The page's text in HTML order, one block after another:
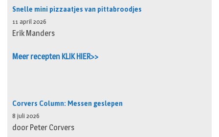
Snelle mini pizzaatjes van pittabroodjes
11 april 2026
Erik Manders
Meer recepten KLIK HIER>>
Corvers Column: Messen geslepen
8 juli 2026
door Peter Corvers